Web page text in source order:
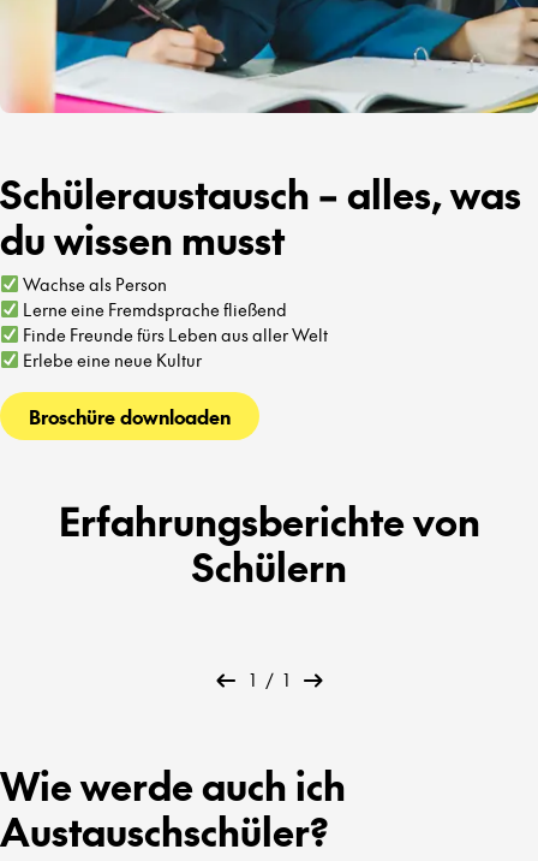
Schüleraustausch – alles, was
du wissen musst
Wachse als Person
Lerne eine Fremdsprache fließend
Finde Freunde fürs Leben aus aller Welt
Erlebe eine neue Kultur
Broschüre downloaden
Erfahrungsberichte von
Schülern
1 / 1
Wie werde auch ich
Austauschschüler?